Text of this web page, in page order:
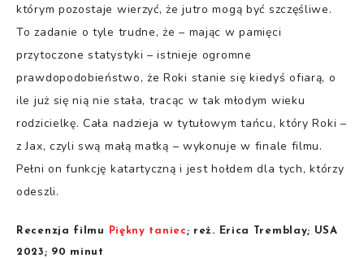
którym pozostaje wierzyć, że jutro mogą być szczęśliwe.
To zadanie o tyle trudne, że – mając w pamięci
przytoczone statystyki – istnieje ogromne
prawdopodobieństwo, że Roki stanie się kiedyś ofiarą, o
ile już się nią nie stała, tracąc w tak młodym wieku
rodzicielkę. Cała nadzieja w tytułowym tańcu, który Roki –
z Jax, czyli swą małą matką – wykonuje w finale filmu.
Pełni on funkcję katartyczną i jest hołdem dla tych, którzy
odeszli.
Recenzja filmu Piękny taniec ; reż. Erica Tremblay; USA
2023; 90 minut